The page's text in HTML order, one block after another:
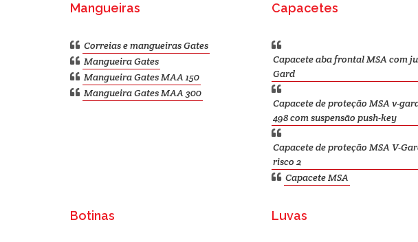
Mangueiras
Correias e mangueiras Gates
Mangueira Gates
Mangueira Gates MAA 150
Mangueira Gates MAA 300
Capacetes
Capacete aba frontal MSA com
Gard
Capacete de proteção MSA v-
498 com suspensão push-key
Capacete de proteção MSA V-
risco 2
Capacete MSA
Botinas Luvas